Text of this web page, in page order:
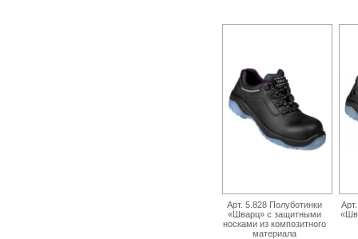
Арт. 5.828 Полуботинки
«Шварц» с защитными
носками из композитного
материала